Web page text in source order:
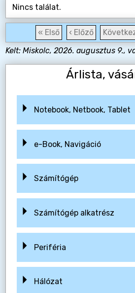
Nincs találat.
« Első ‹ Előző
Kelt: Miskolc, 2026. augusztus 9.,
Árlista,
Notebook, Netbook, Tablet
e-Book, Navigáció
Számítógép
Számítógép alkatrész
Periféria
Hálózat